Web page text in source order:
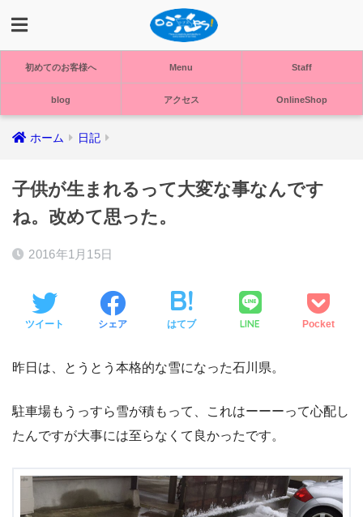
初めてのお客様へ Menu Staff
blog アクセス OnlineShop
ホーム 日記
子供が生まれるって大変な事なんです
ね。改めて思った。
2016年1月15日
ツイート シェア はてブ LINE Pocket
昨日は、とうとう本格的な雪になった石川県。
駐車場もうっすら雪が積もって、これはーーーって心配し
たんですが大事には至らなくて良かったです。